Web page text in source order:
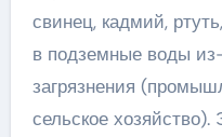
свинец, кадмий,
в подземные воды из-
загрязнения
сельское